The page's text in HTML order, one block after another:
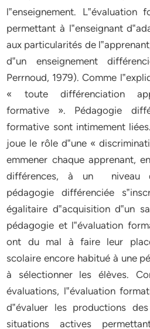
l‟enseignement. L‟évaluation
permettant à l‟enseignant
aux particularités de
d‟un enseignement
Perrnoud, 1979). Comme
« toute différenciation
formative ». Pédagogie
formative sont intimement
joue le rôle d‟une «
emmener chaque apprenant,
différences, à un niveau
pédagogie différenciée
égalitaire d‟acquisition d‟un
pédagogie et l‟évaluation
ont du mal à faire leur
scolaire encore habitué à une
à sélectionner les élèves.
évaluations, l‟évaluation
d‟évaluer les productions
situations actives